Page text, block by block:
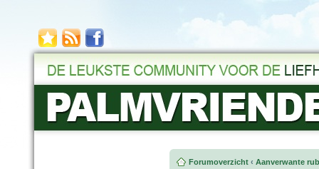
Forumoverzicht ‹ Aanverwante